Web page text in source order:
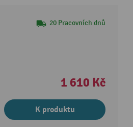
20 Pracovních dnů
1 610 Kč
K produktu